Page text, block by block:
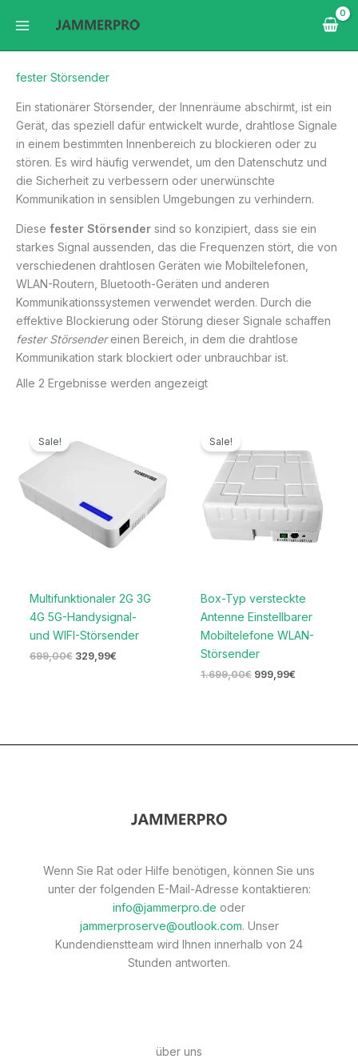
Inhalt
fester Störsender
Ein stationärer Störsender, der Innenräume abschirmt, ist ein
Gerät, das speziell dafür entwickelt wurde, drahtlose Signale
in einem bestimmten Innenbereich zu blockieren oder zu
stören. Es wird häufig verwendet, um den Datenschutz und
die Sicherheit zu verbessern oder unerwünschte
Kommunikation in sensiblen Umgebungen zu verhindern.
Diese fester Störsender sind so konzipiert, dass sie ein
starkes Signal aussenden, das die Frequenzen stört, die von
verschiedenen drahtlosen Geräten wie Mobiltelefonen,
WLAN-Routern, Bluetooth-Geräten und anderen
Kommunikationssystemen verwendet werden. Durch die
effektive Blockierung oder Störung dieser Signale schaffen
fester Störsendereinen Bereich, in dem die drahtlose
Kommunikation stark blockiert oder unbrauchbar ist.
Alle 2 Ergebnisse werden angezeigt
Sale!
Multifunktionaler 2G 3G
4G 5G-Handysignal-
und WIFI-Störsender
699,00€
war:
329,99€
329,99€.
Sale!
Box-Typ versteckte
Antenne Einstellbarer
Mobiltelefone WLAN-
Störsender
1.699,00€
war:
1.699,00€
999,99€
ist:
999,99€.
Wenn Sie Rat oder Hilfe benötigen, können Sie uns
unter der folgenden E-Mail-Adresse kontaktieren:
info@jammerpro.de oder
jammerproserve@outlook.com. Unser
Kundendienstteam wird Ihnen innerhalb von 24
Stunden antworten.
über uns